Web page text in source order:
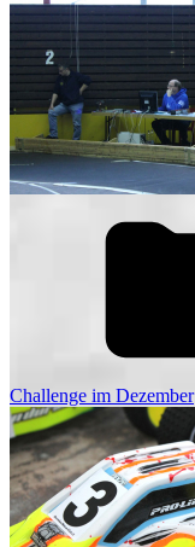
Challenge im Dezember